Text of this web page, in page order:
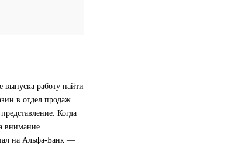
выпуска работу найти
в отдел продаж.
Когда
внимание
на Альфа-Банк —